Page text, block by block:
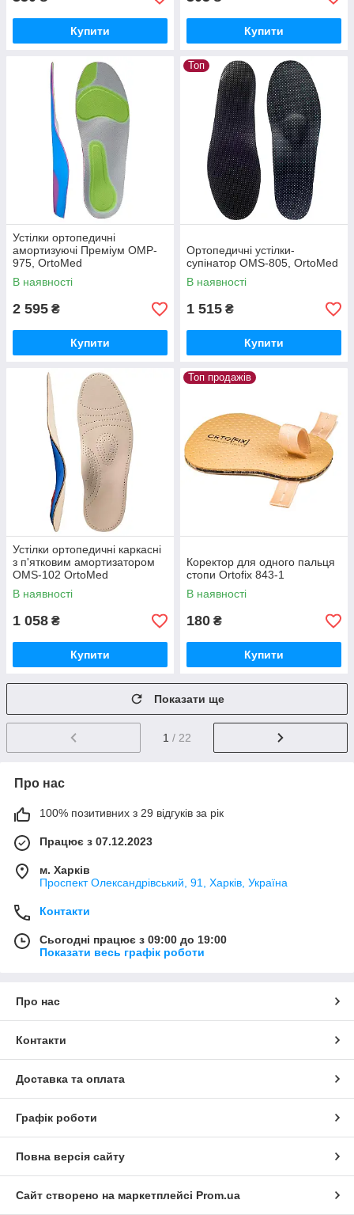
Купити Купити
Устілки ортопедичні
амортизуючі Преміум OMP-
975, OrtoMed
В наявності
2 595 ₴
Купити
Топ
Ортопедичні устілки-
супінатор OMS-805, OrtoMed
В наявності
1 515 ₴
Купити
Устілки ортопедичні каркасні
з п'ятковим амортизатором
OMS-102 OrtoMed
В наявності
1 058 ₴
Купити
Топ продажів
Коректор для одного пальця
стопи Ortofix 843-1
В наявності
180 ₴
Купити
Показати ще
1 / 22
Про нас
100% позитивних з 29 відгуків за рік
Працює з 07.12.2023
м. Харків
Проспект Олександрівський, 91, Харків, Україна
Контакти
Сьогодні працює з 09:00 до 19:00
Показати весь графік роботи
Про нас
Контакти
Доставка та оплата
Графік роботи
Повна версія сайту
Сайт створено на маркетплейсі Prom.ua